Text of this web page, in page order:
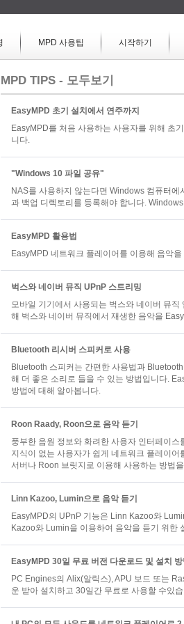
MPD 사용팁 시작하기
MPD TIPS - 모두보기
EasyMPD 초기 설치에서 연주까지
EasyMPD를 처음 사용하는 사용자를 위해 초
니다.
"Windows 10 파일 공유"
NAS를 사용하지 않는다면 Windows 컴퓨터
과 백업 디렉토리를 등록해야 합니다.
EasyMPD 활용법
EasyMPD 네트워크 플레이어를 이용해 음악
벅스와 네이버 뮤직 UPnP 스트리밍
모바일 기기에서 사용되는 벅스와 네이버 뮤
해 벅스와 네이버 뮤직에서 재생한 음악을
Bluetooth 리시버 스피커로 사용
Bluetooth 스피커는 간편한 사용법과
해 더 좋은 소리로 들을 수 있는 방법입니다.
방법에 대해 알아봅니다.
Roon Raady, Roon으로 음악 듣기
풍부한 음원 정보와 화려한 사용자 인터페이
지식이 없는 사용자가 쉽게 네트워크 플레이
서버나 Roon 브릿지로 이용해 사용하는 방법
Linn Kazoo, Lumin으로 음악 듣기
EasyMPD의 UPnP 기능은 Linn Kazoo와
Kazoo와 Lumin을 이용하여 음악을 듣기 위한
EasyMPD 30일 무료 버전 다운로드 및 설치 방
PC Engines의 Alix(알릭스), APU 보드 또는
운 받아 설치하고 30일간 무료로 사용할 수있